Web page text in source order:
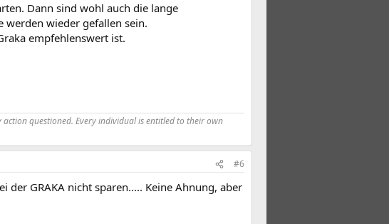
Dann sind wohl auch die lange
werden wieder gefallen sein.
empfehlenswert ist.
questioned. Every individual is entitled to their own
#6
GRAKA nicht sparen..... Keine Ahnung, aber